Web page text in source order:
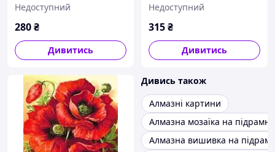
Недоступний
280₴
Дивитись
Недоступний
315₴
Дивитись
Дивись також
Алмазні картини
Алмазна мозаїка на
Алмазна вишивка на